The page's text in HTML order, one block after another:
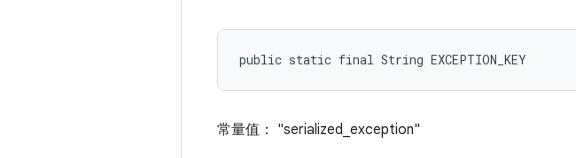
public static final String EXCEPTION_KEY
常量值： "serialized_exception"